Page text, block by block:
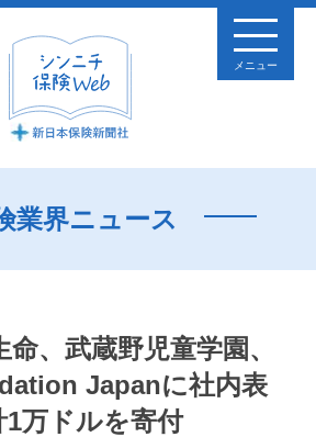
メニュー
業界ニュース
、武蔵野児童学園、
Japanに社内表
万ドルを寄付